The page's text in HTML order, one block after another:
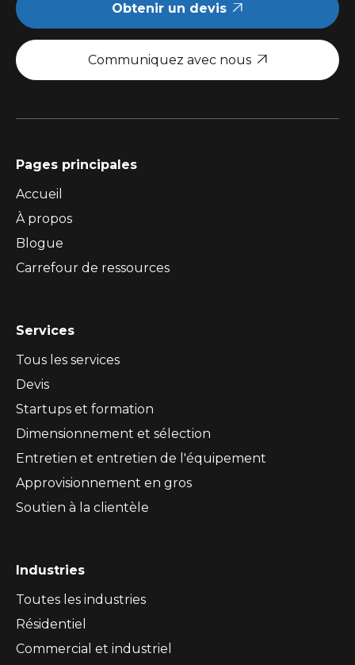
Obtenir un devis 
Communiquez avec nous 
Pages principales
Accueil
À propos
Blogue
Carrefour de ressources
Services
Tous les services
Devis
Startups et formation
Dimensionnement et sélection
Entretien et entretien de l'équipement
Approvisionnement en gros
Soutien à la clientèle
Industries
Toutes les industries
Résidentiel
Commercial et industriel